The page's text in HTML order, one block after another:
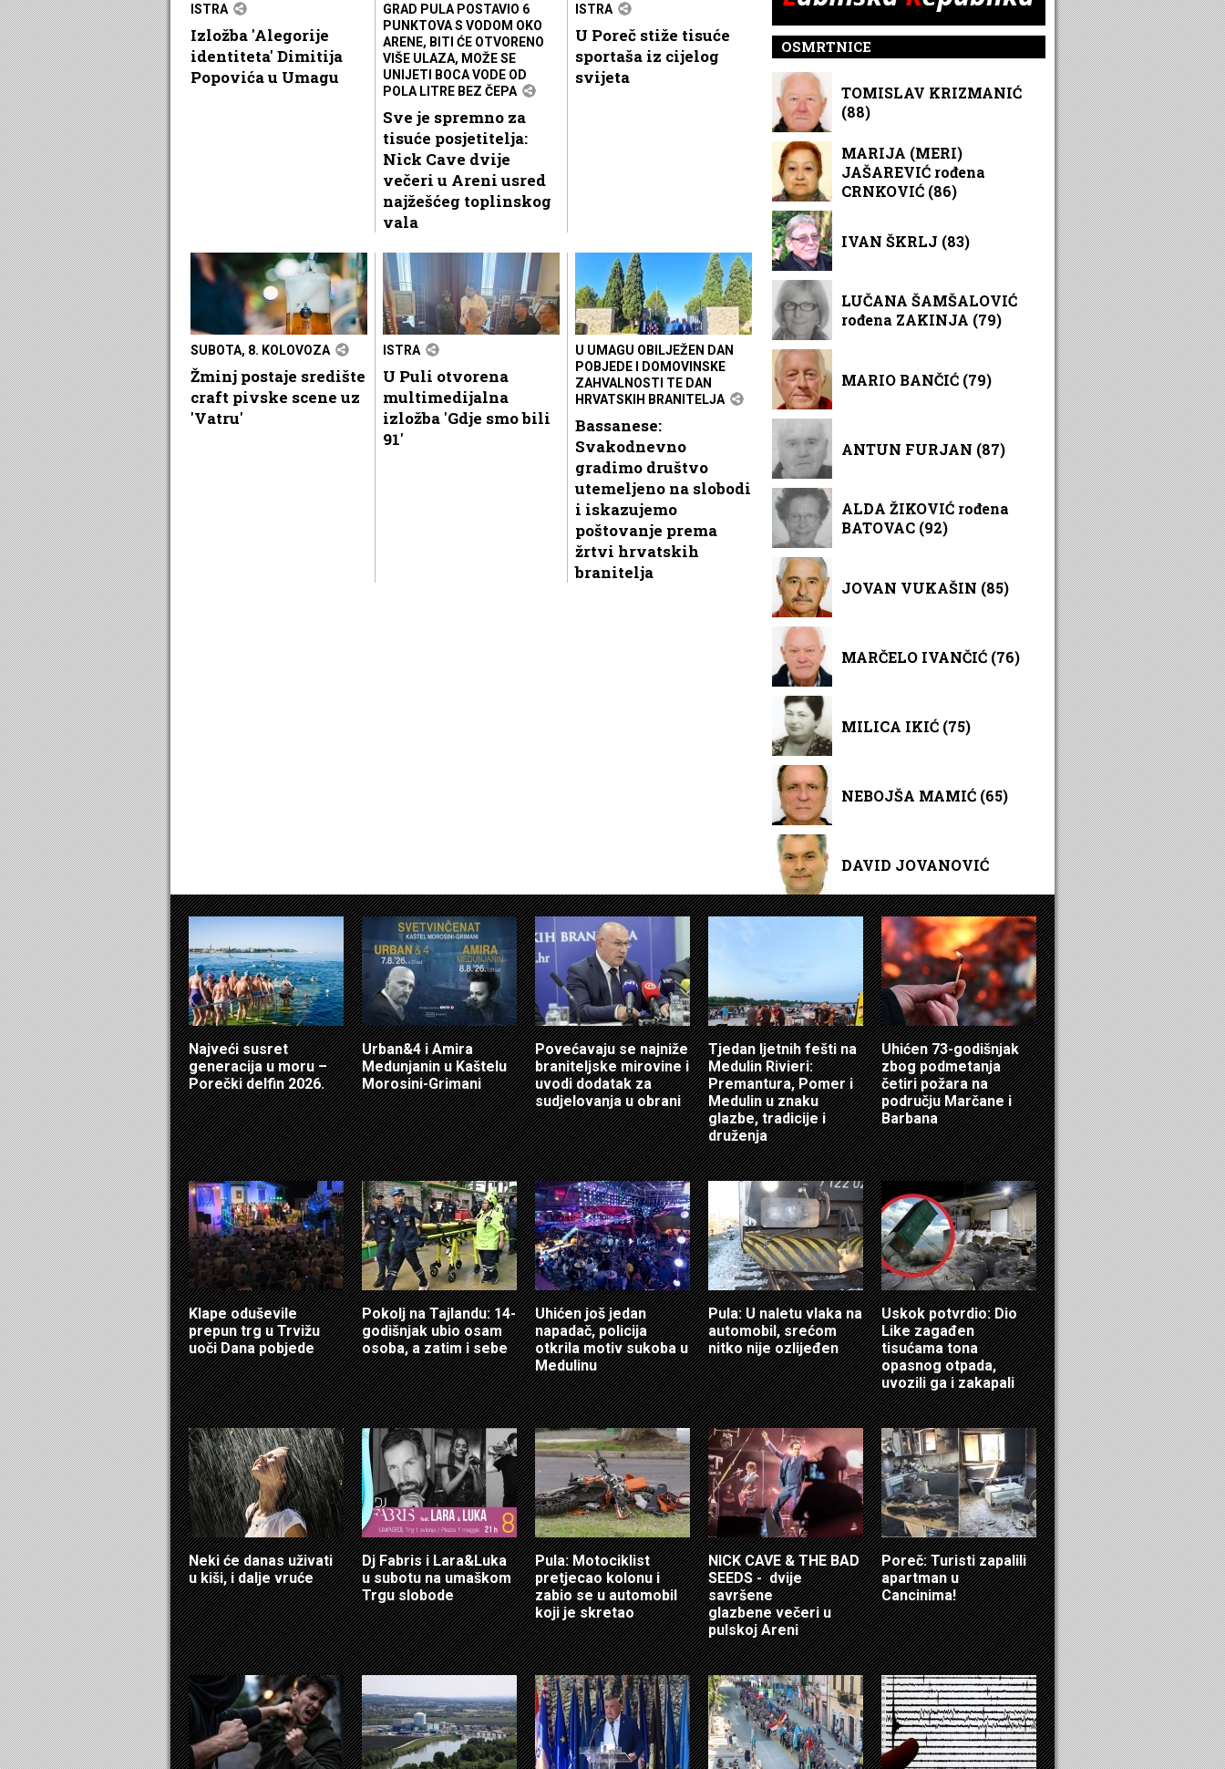
ISTRA
Izložba 'Alegorije
identiteta' Dimitija
Popovića u Umagu
GRAD PULA POSTAVIO 6
PUNKTOVA S VODOM OKO
ARENE, BITI ĆE OTVORENO
VIŠE ULAZA, MOŽE SE
UNIJETI BOCA VODE OD
POLA LITRE BEZ ČEPA
Sve je spremno za
tisuće posjetitelja:
Nick Cave dvije
večeri u Areni usred
najžešćeg toplinskog
vala
ISTRA
U Poreč stiže tisuće
sportaša iz cijelog
svijeta
SUBOTA, 8. KOLOVOZA
Žminj postaje središte
craft pivske scene uz
'Vatru'
ISTRA
U Puli otvorena
multimedijalna
izložba 'Gdje smo bili
91'
U UMAGU OBILJEŽEN DAN
POBJEDE I DOMOVINSKE
ZAHVALNOSTI TE DAN
HRVATSKIH BRANITELJA
Bassanese:
Svakodnevno
gradimo društvo
utemeljeno na slobodi
i iskazujemo
poštovanje prema
žrtvi hrvatskih
branitelja
OSMRTNICE
TOMISLAV KRIZMANIĆ
(88)
MARIJA (MERI)
JAŠAREVIĆ rođena
CRNKOVIĆ (86)
IVAN ŠKRLJ (83)
LUČANA ŠAMŠALOVIĆ
rođena ZAKINJA (79)
MARIO BANČIĆ (79)
ANTUN FURJAN (87)
ALDA ŽIKOVIĆ rođena
BATOVAC (92)
JOVAN VUKAŠIN (85)
MARČELO IVANČIĆ (76)
MILICA IKIĆ (75)
NEBOJŠA MAMIĆ (65)
DAVID JOVANOVIĆ
Najveći susret
generacija u moru –
Porečki delfin 2026.
Urban&4 i Amira
Medunjanin u Kaštelu
Morosini-Grimani
Povećavaju se najniže
braniteljske mirovine i
uvodi dodatak za
sudjelovanja u obrani
Tjedan ljetnih fešti na
Medulin Rivieri:
Premantura, Pomer i
Medulin u znaku
glazbe, tradicije i
druženja
Uhićen 73-godišnjak
zbog podmetanja
četiri požara na
području Marčane i
Barbana
Klape oduševile
prepun trg u Trvižu
uoči Dana pobjede
Pokolj na Tajlandu: 14-
godišnjak ubio osam
osoba, a zatim i sebe
Uhićen još jedan
napadač, policija
otkrila motiv sukoba u
Medulinu
Pula: U naletu vlaka na
automobil, srećom
nitko nije ozlijeđen
Uskok potvrdio: Dio
Like zagađen
tisućama tona
opasnog otpada,
uvozili ga i zakapali
Neki će danas uživati
u kiši, i dalje vruće
Dj Fabris i Lara&Luka
u subotu na umaškom
Trgu slobode
Pula: Motociklist
pretjecao kolonu i
zabio se u automobil
koji je skretao
NICK CAVE & THE BAD
SEEDS - dvije
savršene
glazbene večeri u
pulskoj Areni
Poreč: Turisti zapalili
apartman u
Cancinima!